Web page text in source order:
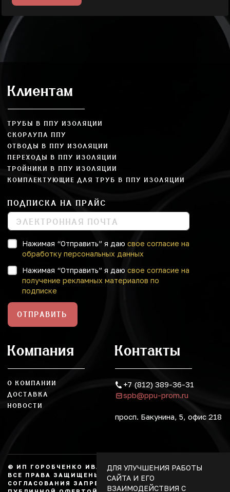
Клиентам
ТРУБЫ В ППУ ИЗОЛЯЦИИ
СКОРЛУПА ППУ
ОТВОДЫ В ППУ ИЗОЛЯЦИИ
ПЕРЕХОДЫ В ППУ ИЗОЛЯЦИИ
ТРОЙНИКИ В ППУ ИЗОЛЯЦИИ
КОМПЛЕКТУЮЩИЕ ДЛЯ ТРУБ В ППУ ИЗОЛЯЦИИ
ПОДПИСКА НА ПРАЙС
Нажимая “Отправить” я даю свое согласие на
обработку персональных данных
Нажимая “Отправить” я даю свое согласие на
получение рекламных материалов по
подписке
ОТПРАВИТЬ
Компания
О КОМПАНИИ
ДОСТАВКА
НОВОСТИ
Контакты
+7 (812) 389-36-31
spb@ppu-prom.ru
просп. Бакунина, 5, офис 218
© ИП ГОРОБЧЕНКО ИВАН АЛЕКСАНДРОВИЧ, 2026.
ВСЕ ПРАВА ЗАЩИЩЕНЫ, КОПИРОВАНИЕ БЕЗ
СОГЛАСОВАНИЯ ЗАПРЕЩЕНО. НЕ ЯВЛЯЕТСЯ
ДЛЯ УЛУЧШЕНИЯ РАБОТЫ
САЙТА И ЕГО
ВЗАИМОДЕЙСТВИЯ С